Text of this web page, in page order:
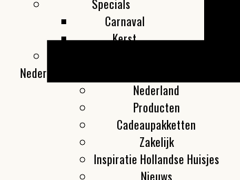
Specials
Carnaval
Kerst
Nederland
Nederland
Producten
Cadeaupakketten
Zakelijk
Inspiratie Hollandse Huisjes
Nieuws